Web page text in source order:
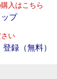
入はこちら
プ
い
録（無料）